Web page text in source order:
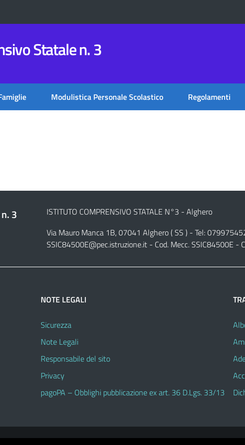
Statale n. 3
Modulistica Personale Scolastico Regolamenti
3
ISTITUTO COMPRENSIVO STATALE N°3 - Alghero
Via Mauro Manca 1B, 07041 Alghero ( SS ) - Tel:
SSIC84500E@pec.istruzione.it- Cod. Mecc. SSIC84500E -
NOTE LEGALI
Sicurezza
Note Legali
Responsabile del sito
Privacy
pagoPA – Obblighi pubblicazione ex art. 36 D.Lgs. 33/13